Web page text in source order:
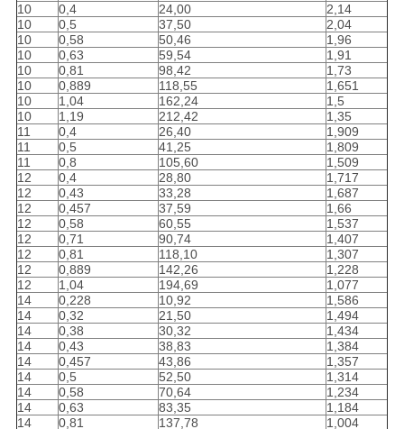
10
0,4 24,00
2,14
10
0,5 37,50
2,04
10
0,58 50,46
1,96
10
0,63 59,54
1,91
10
0,81 98,42
1,73
10
0,889 118,55
1,651
10
1,04 162,24
1,5
10
1,19 212,42
1,35
11
0,4 26,40
1,909
11
0,5 41,25
1,809
11
0,8 105,60
1,509
12
0,4 28,80
1,717
12
0,43 33,28
1,687
12
0,457 37,59
1,66
12
0,58 60,55
1,537
12
0,71 90,74
1,407
12
0,81 118,10
1,307
12
0,889 142,26
1,228
12
1,04 194,69
1,077
14
0,228 10,92
1,586
14
0,32 21,50
1,494
14
0,38 30,32
1,434
14
0,43 38,83
1,384
14
0,457 43,86
1,357
14
0,5 52,50
1,314
14
0,58 70,64
1,234
14
0,63 83,35
1,184
14
0,81 137,78
1,004